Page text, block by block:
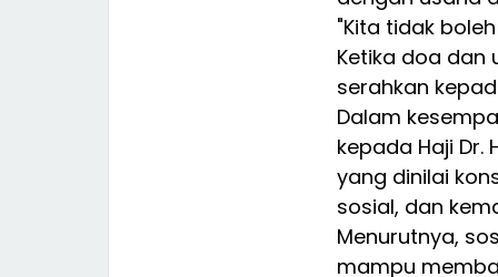
"Kita tidak
Ketika doa dan
serahkan
Dalam
kepada Haji
yang dinilai
sosial, dan
Menurutnya,
mampu